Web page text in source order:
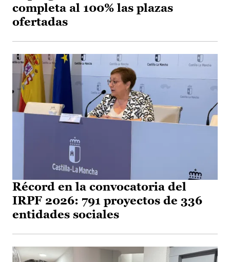
completa al 100% las plazas
ofertadas
Récord en la convocatoria del
IRPF 2026: 791 proyectos de 336
entidades sociales